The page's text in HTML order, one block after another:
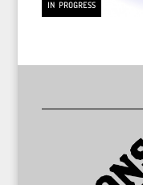
IN PROGRESS